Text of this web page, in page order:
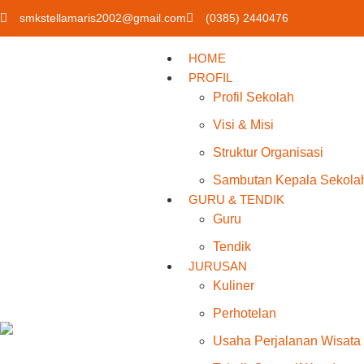
smkstellamaris2002@gmail.com (0385) 2440476
HOME
PROFIL
Profil Sekolah
Visi & Misi
Struktur Organisasi
Sambutan Kepala
GURU & TENDIK
Guru
Tendik
JURUSAN
Kuliner
Perhotelan
Usaha Perjalanan Wisata